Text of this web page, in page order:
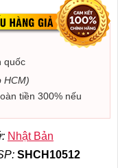
quốc
HCM)
tiền 300% nếu
Nhật Bản
SHCH10512